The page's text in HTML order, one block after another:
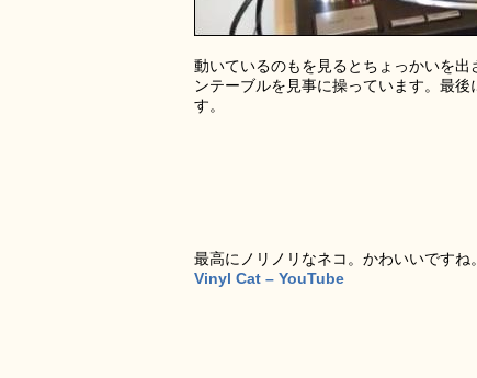
動いているのもを見るとちょっかいを
ンテーブルを見事に操っています。最
す。
最高にノリノリなネコ。かわいいですね。
Vinyl Cat – YouTube